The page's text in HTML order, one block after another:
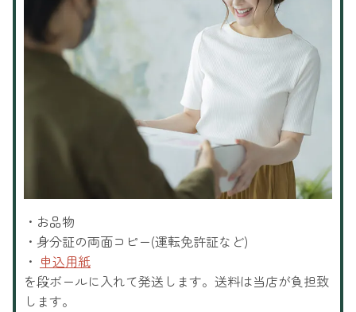
・お品物
・身分証の両面コピー(運転免許証など)
・ 申込用紙
を段ボールに入れて発送します。送料は当店が負担致
します。